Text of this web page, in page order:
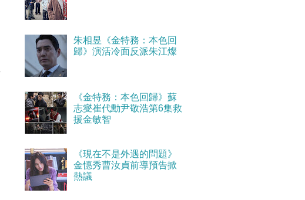
朱相昱《金特務：本色回
歸》演活冷面反派朱江燦
《金特務：本色回歸》蘇
志燮崔代勳尹敬浩第6集救
援金敏智
《現在不是外遇的問題》
金憓秀曹汝貞前導預告掀
熱議